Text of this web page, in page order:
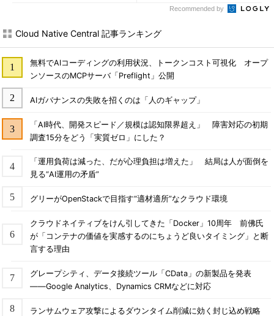
Recommended by
Cloud Native Central 記事ランキング
無料でAIコーディングの利用状況、トークンコスト可視化 オープ
ンソースのMCPサーバ「Preflight」公開
AIガバナンスの失敗を招くのは「人のギャップ」
「AI時代、開発スピード／規模は認知限界超え」 障害対応の初期
調査15分をどう「実質ゼロ」にした？
「運用負荷は減った、だが心理負担は増えた」 結局は人が面倒を
見る“AI運用の矛盾”
グリーがOpenStackで目指す“適材適所”なクラウド環境
クラウドネイティブをけん引してきた「Docker」10周年 前佛氏
が「コンテナの価値を実感するのにちょうど良いタイミング」と断
言する理由
グレープシティ、データ接続ツール「CData」の新製品を発表
――Google Analytics、Dynamics CRMなどに対応
ランサムウェア攻撃によるダウンタイム削減に効く封じ込め戦略